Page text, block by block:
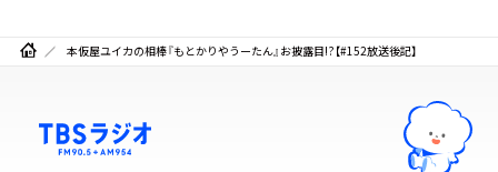
本仮屋ユイカの相棒『もとかりやうーたん』お披露目!?【#152放送後記】